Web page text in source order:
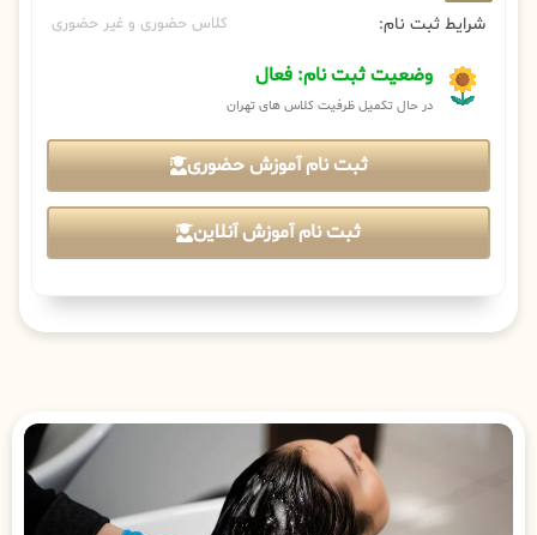
شرایط ثبت نام: کلاس حضوری و غیر حضوری
وضعیت ثبت نام: فعال
در حال تکمیل ظرفیت کلاس های تهران
ثبت نام آموزش حضوری
ثبت نام آموزش آنلاین